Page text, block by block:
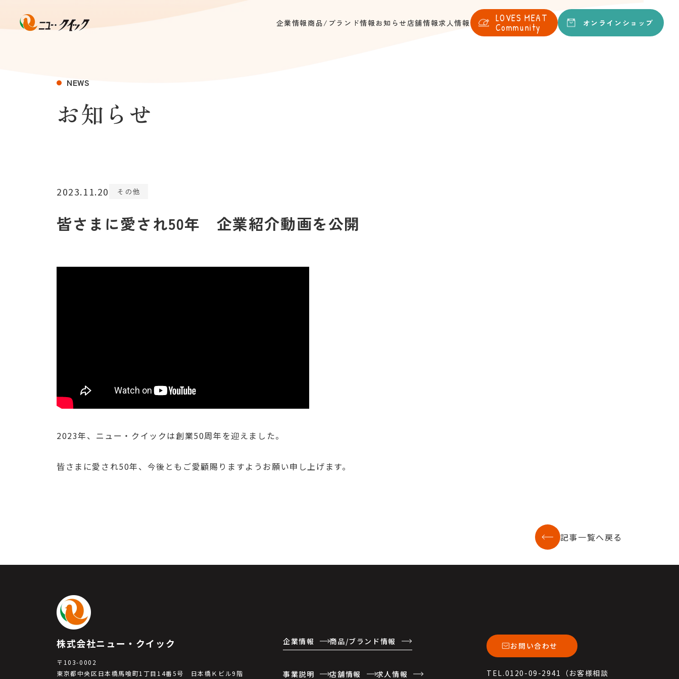
企業情報商品/ブランド情報お知らせ店舗情報求人情報 LOVESMEAT
Community オンライン ショップ
NEWS
お知らせ
2023.11.20 その他
皆さまに愛され50年 企業紹介動画を公開
2023年、ニュー・クイックは創業50周年を迎えました。
皆さまに愛され50年、今後ともご愛顧賜りますようお願い申し上げます。
記事一覧へ戻る
株式会社ニュー・クイック
〒103-0002
東京都中央区日本橋馬喰町1丁目14番5号 日本橋Ｋビル9階
企業情報 商品/ブランド情報
事業説明 店舗情報 求人情報
お問い合わせ
TEL.0120-09-2941（お客様相談